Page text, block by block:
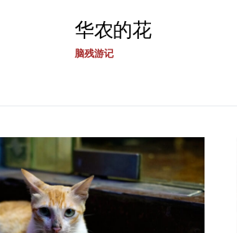
华农的花
脑残游记